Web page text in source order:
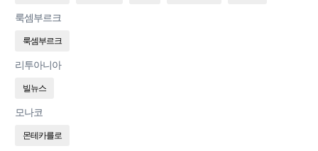
룩셈부르크
룩셈부르크
리투아니아
빌뉴스
모나코
몬테카를로